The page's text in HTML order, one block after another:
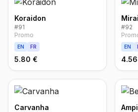
Koraidon
#91
Promo
EN FR
5.80 €
#92
EN
Carvanha